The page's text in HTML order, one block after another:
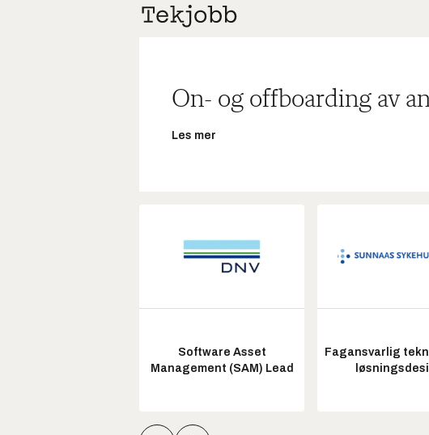
On- og offboarding av
Les mer
Software Asset
Management (SAM) Lead
Fagansvarlig